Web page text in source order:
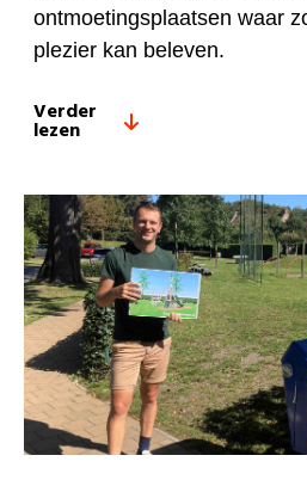
ontmoetingsplaatsen waar
plezier kan beleven.
Verder
lezen